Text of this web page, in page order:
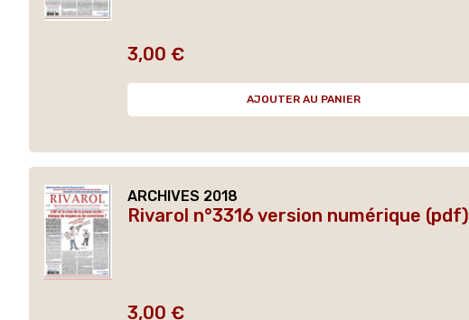
Prix
3,00 €
AJOUTER AU PANIER
ARCHIVES 2018
Rivarol n°3316 version numérique (pdf)
Prix
3,00 €